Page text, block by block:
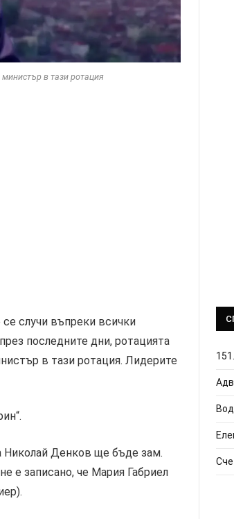
в тази ротация
случи въпреки всички
последните дни, ротацията
в тази ротация. Лидерите
Николай Денков ще бъде зам.
е записано, че Мария Габриел